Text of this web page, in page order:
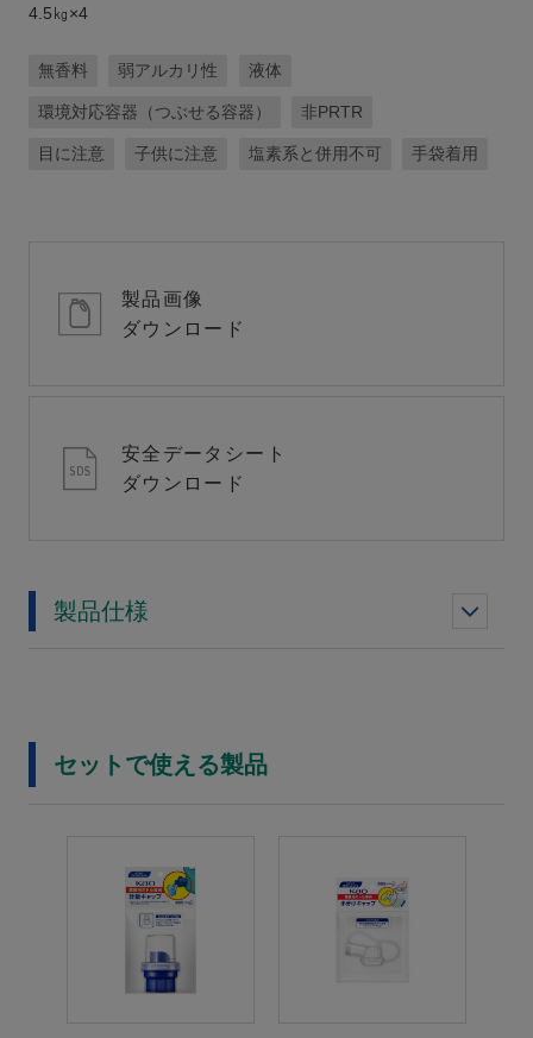
4.5㎏×4
無香料 弱アルカリ性 液体
環境対応容器（つぶせる容器） 非PRTR
目に注意 子供に注意 塩素系と併用不可 手袋着用
製品画像
ダウンロード
安全データシート
ダウンロード
製品仕様
セットで使える製品